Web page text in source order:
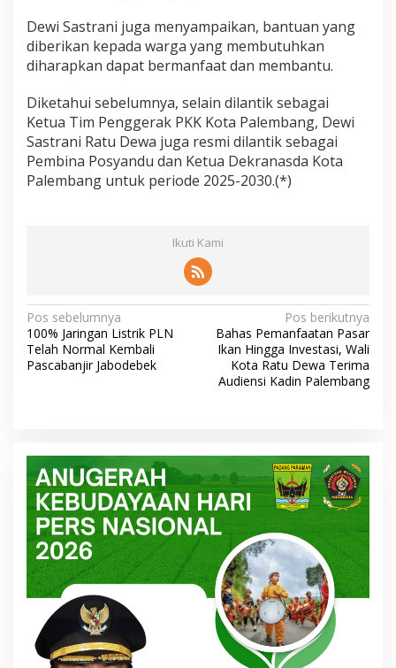
Dewi Sastrani juga menyampaikan, bantuan yang
diberikan kepada warga yang membutuhkan
diharapkan dapat bermanfaat dan membantu.
Diketahui sebelumnya, selain dilantik sebagai
Ketua Tim Penggerak PKK Kota Palembang, Dewi
Sastrani Ratu Dewa juga resmi dilantik sebagai
Pembina Posyandu dan Ketua Dekranasda Kota
Palembang untuk periode 2025-2030.(*)
Ikuti Kami
N
a
v
s
i
p
o
s
Pos sebelumnya
100% Jaringan Listrik PLN
Telah Normal Kembali
Pascabanjir Jabodebek
Pos berikutnya
Bahas Pemanfaatan Pasar
Ikan Hingga Investasi, Wali
Kota Ratu Dewa Terima
Audiensi Kadin Palembang